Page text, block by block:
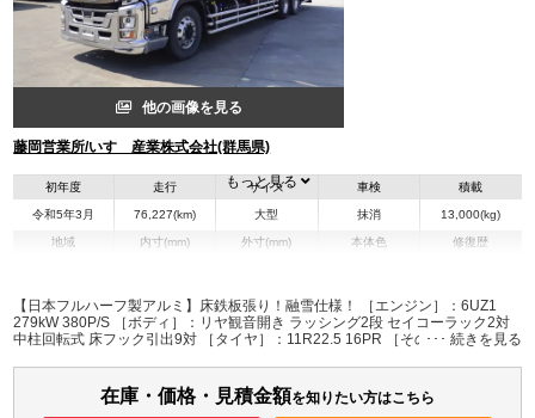
他の画像を見る
藤岡営業所/いすゞ産業株式会社(群馬県)
初年度
令和5年3月
走行
76,227(km)
サイズ
大型
車検
抹消
積載
13,000(kg)
地域 内寸(mm)
H:2,500
外寸(mm)
H:3,780
本体色 修復歴
装備情報
集中ドアロック
電動格納ミラー エアサスシート ETC バックモニター
もっと見る
【日本フルハーフ製アルミ】床鉄板張り！融雪仕様！ ［エンジン］：6UZ1
279kW 380P/S ［ボディ］：リヤ観音開き ラッシング2段 セイコーラック2対
中柱回転式 床フック引出9対 ［タイヤ］：11R22.5 16PR ［その他］リヤエア
付・庫内カメラ付 ハイルーフキャブ
在庫・価格・見積金額を知りたい方はこちら